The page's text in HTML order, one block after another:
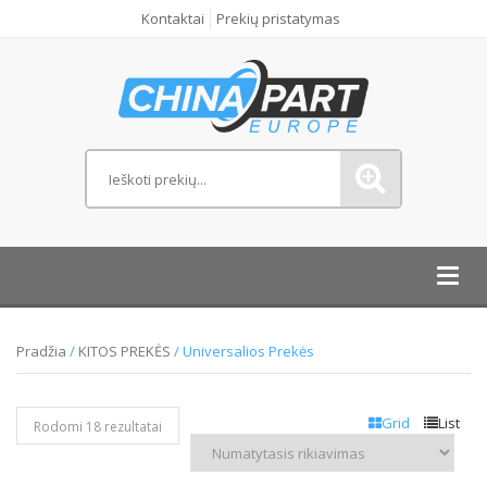
Kontaktai Prekių pristatymas
Pradžia / KITOS PREKĖS / Universalios Prekės
Grid List
Rodomi 18 rezultatai